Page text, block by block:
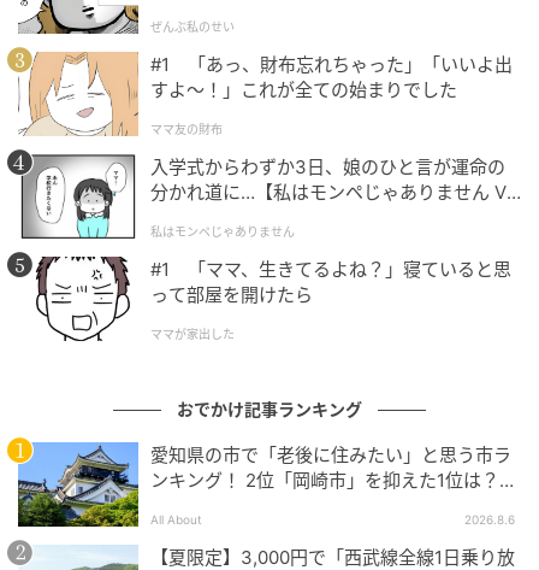
101号室はピンクを基調とした日本の「kawaii」文化
を体現したかのようなポップなお部屋。住人はいつも
人。見た瞬間に気分があがる一杯をつくるのが得意で
ぜんぶ私のせい
#1 「あっ、財布忘れちゃった」「いいよ出
すよ〜！」これが全ての始まりでした
ママ友の財布
入学式からわずか3日、娘のひと言が運命の
分かれ道に…【私はモンペじゃありません Vo
私はモンペじゃありません
#1 「ママ、生きてるよね？」寝ていると思
って部屋を開けたら
ママが家出した
おでかけ記事ランキング
愛知県の市で「老後に住みたい」と思う市ラ
ンキング！ 2位「岡崎市」を抑えた1位は？
All About 2026.8.6
【夏限定】3,000円で「西武線全線1日乗り放